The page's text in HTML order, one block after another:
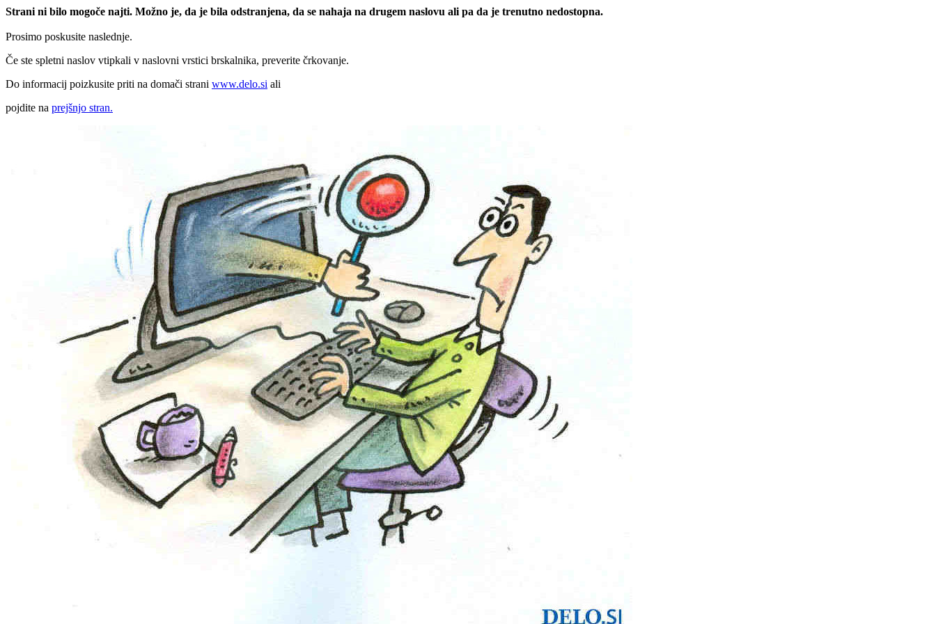
Strani ni bilo mogoče najti. Možno je, da je bila odstranjena, da se nahaja na drugem naslovu ali pa da je trenutno nedostopna.
Prosimo poskusite naslednje.
Če ste spletni naslov vtipkali v naslovni vrstici brskalnika, preverite črkovanje.
Do informacij poizkusite priti na domači strani www.delo.si ali
pojdite na prejšnjo stran.